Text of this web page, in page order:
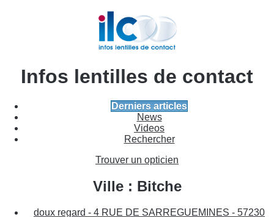
Infos lentilles de contact
Derniers articles
News
Videos
Rechercher
Trouver un opticien
Ville : Bitche
doux regard - 4 RUE DE SARREGUEMINES - 57230